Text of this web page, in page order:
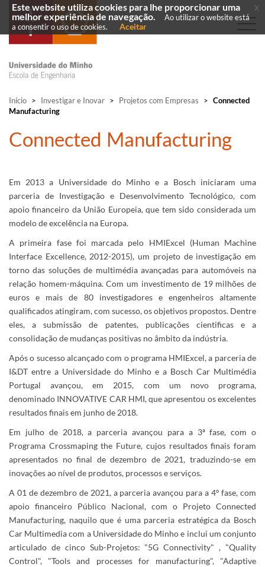
Início > Investigar e Inovar > Projetos com Empresas > Connected
Manufacturing
Connected Manufacturing
Em 2013 a Universidade do Minho e a Bosch iniciaram uma
parceria de Investigação e Desenvolvimento Tecnológico, com
apoio financeiro da União Europeia, que tem sido considerada um
modelo de excelência na Europa.
A primeira fase foi marcada pelo HMIExcel (Human Machine
Interface Excellence, 2012-2015), um projeto de investigação em
torno das soluções de multimédia avançadas para automóveis na
relação homem-máquina. Com um investimento de 19 milhões de
euros e mais de 80 investigadores e engenheiros altamente
qualificados atingiram, com sucesso, os objetivos propostos. Dentre
eles, a submissão de patentes, publicações cientificas e a
consolidação de mudanças positivas no âmbito da indústria.
Após o sucesso alcançado com o programa HMIExcel, a parceria de
I&DT entre a Universidade do Minho e a Bosch Car Multimédia
Portugal avançou, em 2015, com um novo programa,
denominado INNOVATIVE CAR HMI, que apresentou os excelentes
resultados finais em junho de 2018.
Em julho de 2018, a parceria avançou para a 3ª fase, com o
Programa Crossmaping the Future, cujos resultados finais foram
apresentados no final de dezembro de 2021, traduzindo-se em
inovações ao nível de produtos, processos e serviços.
A 01 de dezembro de 2021, a parceria avançou para a 4º fase, com
apoio financeiro Público Nacional, com o Projeto Connected
Manufacturing, naquilo que é uma parceria estratégica da Bosch
Car Multimedia com a Universidade do Minho e inclui um conjunto
articulado de cinco Sub-Projetos: "5G Connectivity" , "Quality
Control", "Tools and processes for manufacturing", "Adaptive
Este website utiliza cookies para lhe proporcionar uma
melhor experiência de navegação.
Ao utilizar o website está
a consentir o uso de cookies.
Aceitar
x